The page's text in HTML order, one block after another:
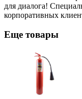
для диалога!
корпоративных
Еще товары